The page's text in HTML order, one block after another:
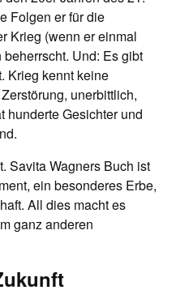
Folgen er für die
Krieg (wenn er einmal
Und: Es gibt
Krieg kennt keine
unerbittlich,
hunderte Gesichter und
Savita Wagners Buch ist
ein besonderes Erbe,
All dies macht es
ganz anderen